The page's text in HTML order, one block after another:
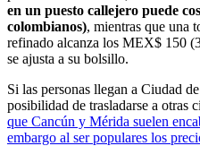
en un puesto callejero puede
colombianos), mientras que una
refinado alcanza los MEX$ 150
se ajusta a su bolsillo.
Si las personas llegan a Ciudad
posibilidad de trasladarse a otras
que Cancún y Mérida suelen
embargo al ser populares los